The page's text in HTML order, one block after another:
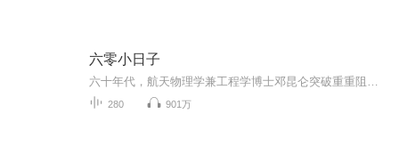
六零小日子
280 901万